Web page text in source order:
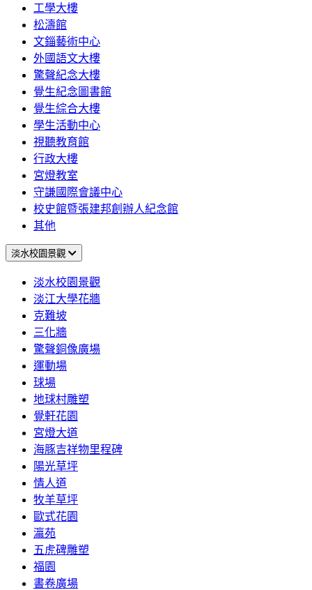
工學大樓
松濤館
文錙藝術中心
外國語文大樓
驚聲紀念大樓
覺生紀念圖書館
覺生綜合大樓
學生活動中心
視聽教育館
行政大樓
宮燈教室
守謙國際會議中心
校史館暨張建邦創辦人紀念館
其他
淡水校園景觀
淡水校園景觀
淡江大學花牆
克難坡
三化牆
驚聲銅像廣場
運動場
球場
地球村雕塑
覺軒花園
宮燈大道
海豚吉祥物里程碑
陽光草坪
情人道
牧羊草坪
歐式花園
瀛苑
五虎碑雕塑
福園
書卷廣場